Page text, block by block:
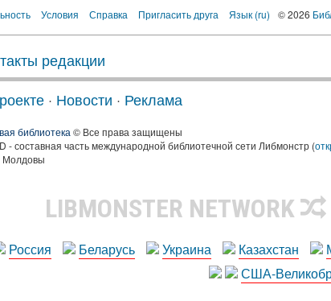
Условия Справка Пригласить друга Язык (ru) © 2026
редакции
· Новости · Реклама
библиотека © Все права защищены
- составная часть международной библиотечной сети Либмонстр (
Молдовы
LIBMONSTER NETWORK
Россия Беларусь Украина Казахстан
США-